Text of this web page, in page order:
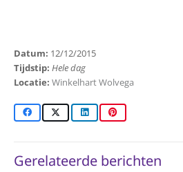
Datum: 12/12/2015
Tijdstip: Hele dag
Locatie: Winkelhart Wolvega
Gerelateerde berichten